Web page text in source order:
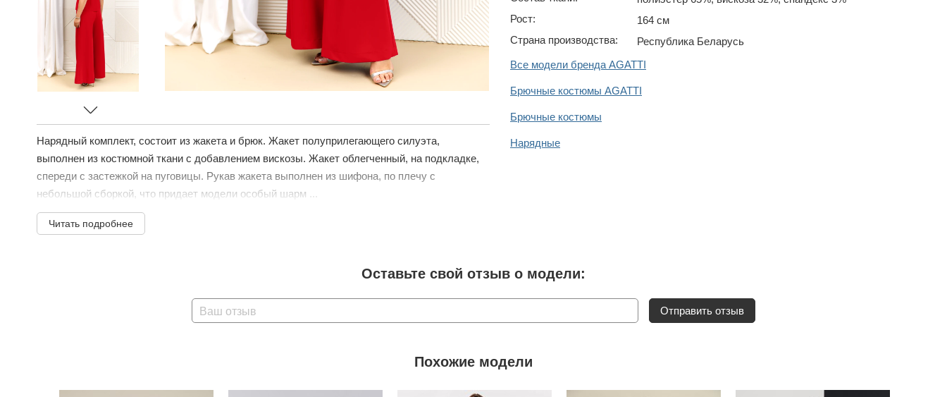
Нарядный комплект, состоит из жакета и брюк. Жакет полуприлегающего силуэта,
выполнен из костюмной ткани с добавлением вискозы. Жакет облегченный, на подкладке,
спереди с застежкой на пуговицы. Рукав жакета выполнен из шифона, по плечу с
небольшой сборкой, что придает модели особый шарм ...
Читать подробнее
Рост:
164 см
Страна производства:
Республика Беларусь
Все модели бренда AGATTI
Брючные костюмы AGATTI
Брючные костюмы
Нарядные
Оставьте свой отзыв о модели:
Ваш отзыв Отправить отзыв
Похожие модели